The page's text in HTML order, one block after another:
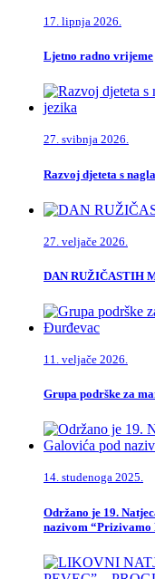
17. lipnja 2026.
Ljetno radno vrijeme
27. svibnja 2026.
Razvoj djeteta s
27. veljače 2026.
DAN RUŽIČASTIH
11. veljače 2026.
Grupa podrške za
14. studenoga 2025.
Održano je 19.
nazivom “Prizivamo